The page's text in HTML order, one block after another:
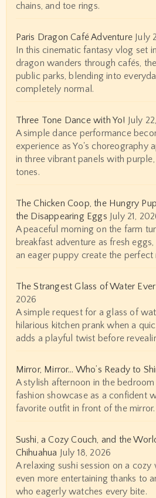
chains, and toe rings.
Paris Dragon Café Adventure July
In this cinematic fantasy vlog set
dragon wanders through cafés,
public parks, blending into
completely normal.
Three Tone Dance with Yo! July
A simple dance performance
experience as Yo's choreography
in three vibrant panels with
tones.
The Chicken Coop, the Hungry
the Disappearing Eggs July 21,
A peaceful morning on the farm
breakfast adventure as fresh
an eager puppy create the perfect
The Strangest Glass of Water
2026
A simple request for a glass of
hilarious kitchen prank when a
adds a playful twist before
Mirror, Mirror… Who’s Ready to
A stylish afternoon in the
fashion showcase as a confident
favorite outfit in front of the mirror.
Sushi, a Cozy Couch, and the
Chihuahua July 18, 2026
A relaxing sushi session on a
even more entertaining thanks to
who eagerly watches every bite.